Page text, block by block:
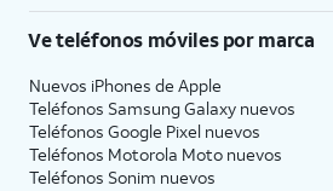
Ve teléfonos móviles por marca
Nuevos iPhones de Apple
Teléfonos Samsung Galaxy nuevos
Teléfonos Google Pixel nuevos
Teléfonos Motorola Moto nuevos
Teléfonos Sonim nuevos